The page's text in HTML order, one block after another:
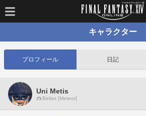
キャラクター
プロフィール 日記
Uni Metis
Belias [Meteor]